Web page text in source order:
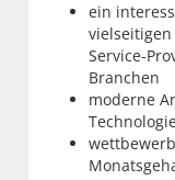
ein
Service-
Branchen
moderne